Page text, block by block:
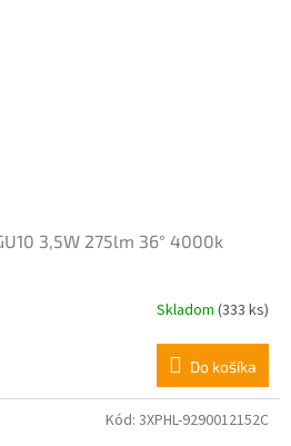
3,5W 275lm 36° 4000k
Skladom (333 ks)
Do košíka
Kód: 3XPHL-9290012152C